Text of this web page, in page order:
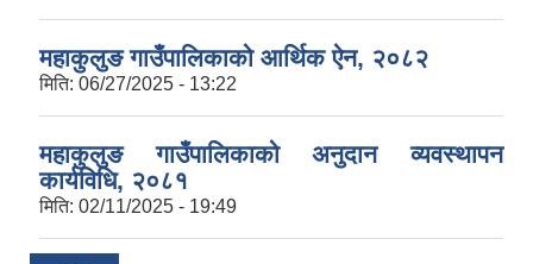
महाकुलुङ गाउँपालिकाको आर्थिक ऐन, २०८२
मिति: 06/27/2025 - 13:22
महाकुलुङ गाउँपालिकाको अनुदान व्यवस्थापन
कार्यविधि, २०८१
मिति: 02/11/2025 - 19:49